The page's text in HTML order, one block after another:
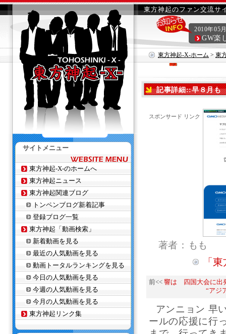
東方神起のファン交流サ
東方神起-X-ホーム > 東
2010年05
GW楽
記事詳細::早８月も
スポンサード リンク
著者：もも
「
前<< 響は 四国大会に出
“アジ
アンニョン
ールの応援に行
サイトメニュー
東方神起-X-のホームへ
東方神起ニュース
東方神起関連ブログ
トンペンブログ新着記事
登録ブログ一覧
東方神起「動画検索」
新着動画を見る
最近の人気動画を見る
動画トータルランキングを見る
今日の人気動画を見る
今週の人気動画を見る
今月の人気動画を見る
東方神起リンク集